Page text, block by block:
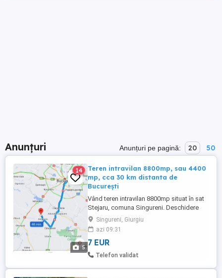
Anunțuri Anunțuri pe pagină: 20 50
5
14
Teren intravilan 8800mp, sau 4400
mp, cca 30 km distanta de
București
Vând teren intravilan 8800mp situat în sat
Stejaru, comuna Singureni. Deschidere
55ml Utilitati: Asfalt, curent electric Zona
pitorească, curata, apropiere de raul
Neajlov și pădure. Acces ușor pe ruta sos
Alexandriei, Stalpu, Iepuresti, Chirculesti-
Stejaru. Sau Pe ruta sos Giurgiului ,
Singureni, Giurgiu
azi 09:31
7 EUR
Telefon validat